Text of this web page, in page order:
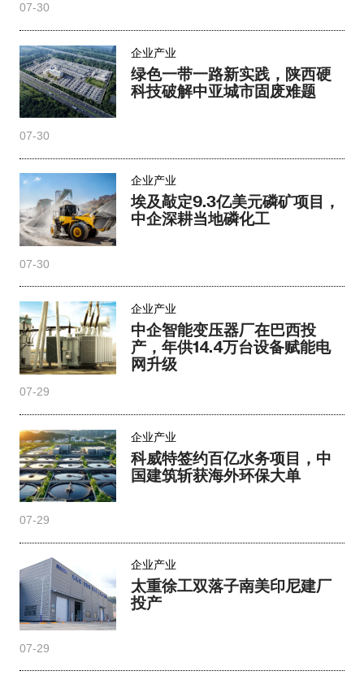
07-30
企业产业
绿色一带一路新实践，陕西硬
科技破解中亚城市固废难题
07-30
企业产业
埃及敲定9.3亿美元磷矿项目，
中企深耕当地磷化工
07-30
企业产业
中企智能变压器厂在巴西投
产，年供14.4万台设备赋能电
网升级
07-29
企业产业
科威特签约百亿水务项目，中
国建筑斩获海外环保大单
07-29
企业产业
太重徐工双落子南美印尼建厂
投产
07-29